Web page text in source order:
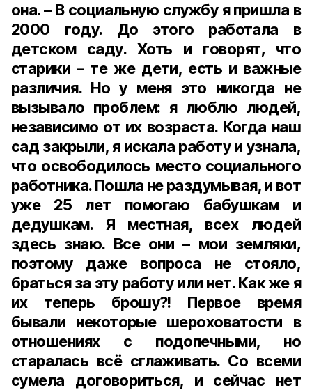
она. – В социальную службу я пришла в
2000 году. До этого работала в
детском саду. Хоть и говорят, что
старики – те же дети, есть и важные
различия. Но у меня это никогда не
вызывало проблем: я люблю людей,
независимо от их возраста. Когда наш
сад закрыли, я искала работу и узнала,
что освободилось место социального
работника. Пошла не раздумывая, и вот
уже 25 лет помогаю бабушкам и
дедушкам. Я местная, всех людей
здесь знаю. Все они – мои земляки,
поэтому даже вопроса не стояло,
браться за эту работу или нет. Как же я
их теперь брошу?! Первое время
бывали некоторые шероховатости в
отношениях с подопечными, но
старалась всё сглаживать. Со всеми
сумела договориться, и сейчас нет